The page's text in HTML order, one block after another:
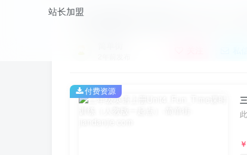
站长加盟
三年级英语上册
￥
付费资源